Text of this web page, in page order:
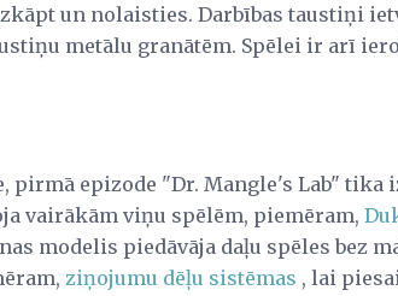
un nolaisties. Darbības taustiņi
metālu granātēm. Spēlei ir arī
pirmā epizode "Dr. Mangle's Lab" tika
vairākām viņu spēlēm, piemēram,
modelis piedāvāja daļu spēles bez
ziņojumu dēļu sistēmas , lai